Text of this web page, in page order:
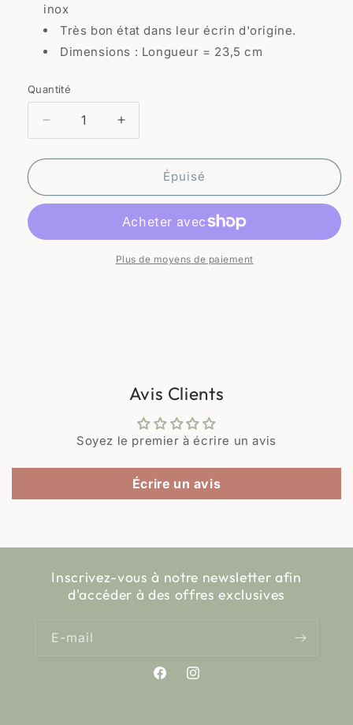
inox
Très bon état dans leur écrin d'origine.
Dimensions : Longueur = 23,5 cm
Quantité
Quantité
Réduire
la
quantité
12
dans
Augmenter
la
quantité
12
Geminel
dans
leur
Épuisé
Plus de moyens de paiement
Avis Clients
Soyez le premier à écrire un avis
Écrire un avis
Inscrivez-vous à notre newsletter afin
d'accéder à des offres exclusives
E-mail
FacebookInstagram